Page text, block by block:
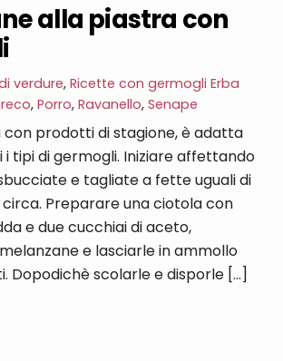
alla piastra con
verdure,Ricette con germogli Erba
,Porro,Ravanello,Senape
prodotti di stagione, è adatta
i tipi di germogli. Iniziare affettando
e tagliate a fette uguali di
Preparare una ciotola con
e due cucchiai di aceto,
e lasciarle in ammollo
Dopodichè scolarle e disporle […]